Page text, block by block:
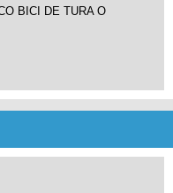
BICI DE TURA O